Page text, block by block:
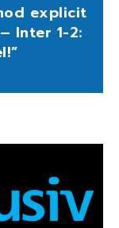
explicit
Inter 1-2: